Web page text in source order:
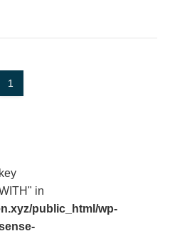
1
in
public_html/wp-